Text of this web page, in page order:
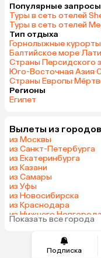
Подписка
Популярные запросы
Туры в сеть отелей
Туры в сеть отелей
Тип отдыха
Горнолыжные
Балтийское море·
Страны Персидского
Юго-Восточная Азия·
Страны Европы·
Регионы
Египет
Вылеты из городов
из Москвы
из Санкт-Петербурга
из Екатеринбурга
из Казани
из Самары
из Уфы
из Новосибирска
из Краснодара
из Нижнего Новгорода
из Перми
Показать все города